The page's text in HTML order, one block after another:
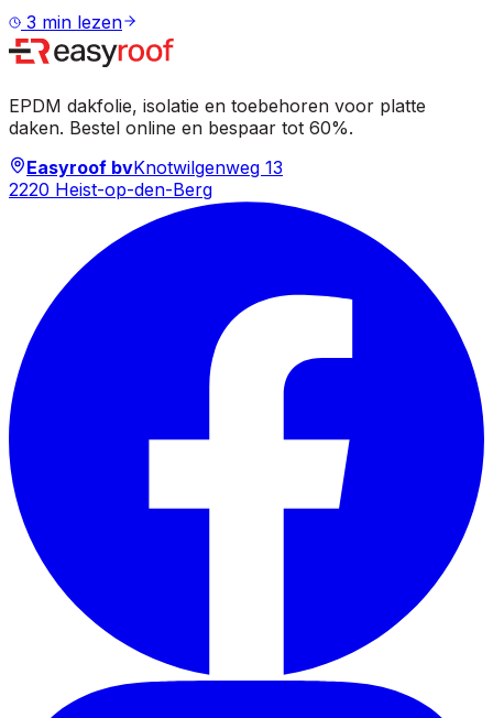
3 min lezen
EPDM dakfolie, isolatie en toebehoren voor platte
daken. Bestel online en bespaar tot 60%.
Easyroof bvKnotwilgenweg 13
2220 Heist-op-den-Berg